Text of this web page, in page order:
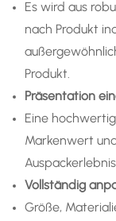
Es wird aus
nach Produkt
Produkt.
Präsentation
Eine
Markenwert
Vollständig
Größe,